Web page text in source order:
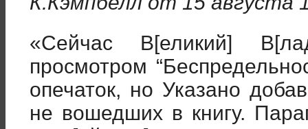
«Сейчас В[еликий]
просмотром
опечаток, но Указано
не вошедших в книгу.